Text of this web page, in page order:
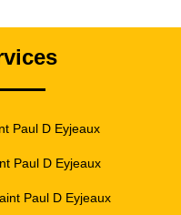
Paul D Eyjeaux
Paul D Eyjeaux
Paul D Eyjeaux